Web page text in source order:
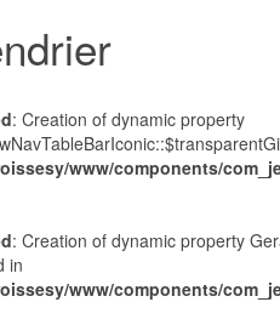
: Creation of dynamic property
www/components/
: Creation of dynamic property
in
www/components/